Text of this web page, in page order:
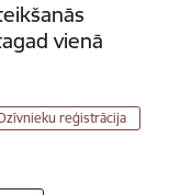
vienā
reģistrācija